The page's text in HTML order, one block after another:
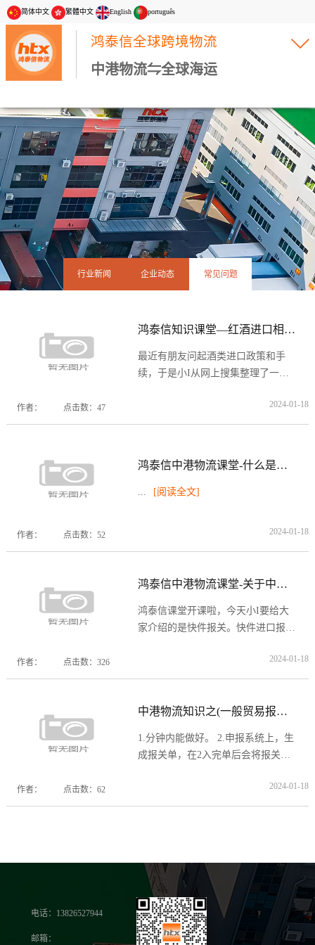
简体中文 繁體中文 English português
鸿泰信全球跨境物流
中港物流⇋全球海运
行业新闻 企业动态 常见问题
鸿泰信知识课堂—红酒进口相关流程
最近有朋友问起酒类进口政策和手
续，于是小I从网上搜集整理了一
酒的进口税 进口瓶装葡萄酒现
行税率（所征收的税项，以人民币交
作者： 点击数：47 2024-01-18
鸿泰信中港物流课堂-什么是唛头？
[阅读全文]
作者： 点击数：52 2024-01-18
鸿泰信中港物流课堂-关于中港快件
鸿泰信课堂开课啦，今天小I要给大
家介绍的是快件报关。快件进口报关
啥？从香港中转快件进口报关独一无
二的进口优势又是啥？今天，让小I
作者： 点击数：326 2024-01-18
中港物流知识之(一般贸易报关流程)
1.分钟内能做好。 2.申报系统上，生
成报关单，在2入完单后会将报关单
员去 单上的数量，价值，重量，核
销单号，合同号这些数据与实际单证
作者： 点击数：62 2024-01-18
电话：13826527944
邮箱：